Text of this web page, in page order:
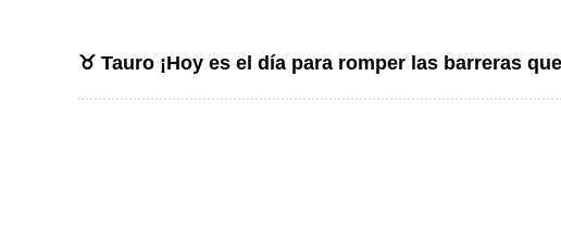
♉ Tauro ¡Hoy es el día para romper las barreras